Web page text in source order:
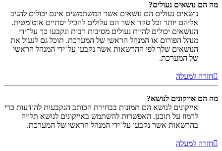
מה הם נושאים נעולים?
נושאים נעולים הם נושאים אשר המשתמשים אינם יכולים להגיב
אליהם יותר וכל סקר אשר הם עלולים להכיל יסתיים אוטומטית.
הנושאים יכולים להיות נעולים מסיבות רבות ונקבעו כך על־ידי
מנהל הפורום או המנהל הראשי של המערכת. תוכל גם לנעול את
הנושאים שלך לפי ההרשאות אשר נקבעו על־ידי המנהל הראשי
של המערכת.
חזרה למעלה
מה הם אייקונים לנושא?
אייקונים לנושא הם תמונות בבחירת הכותב הנקבעות להודעות כדי
לרמוז על תוכנן. האפשרות להשתמש באייקונים לנושא תלויה
בהרשאות אשר נקבעו על־ידי המנהל הראשי של המערכת.
חזרה למעלה